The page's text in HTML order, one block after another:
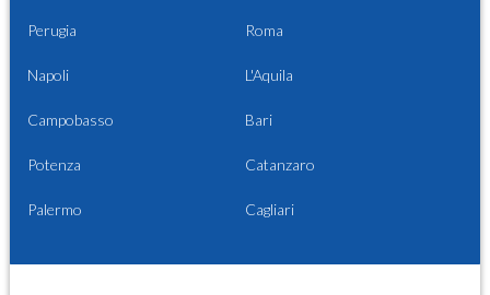
Perugia Roma
Napoli L'Aquila
Campobasso Bari
Potenza Catanzaro
Palermo Cagliari